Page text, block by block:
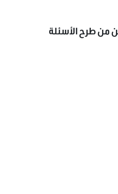
من طرح الأسئلة